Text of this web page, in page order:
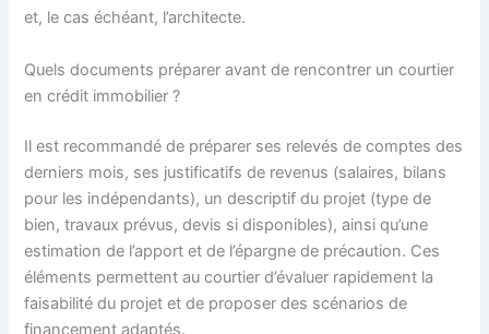
et, le cas échéant, l’architecte.
Quels documents préparer avant de rencontrer un courtier
en crédit immobilier ?
Il est recommandé de préparer ses relevés de comptes des
derniers mois, ses justificatifs de revenus (salaires, bilans
pour les indépendants), un descriptif du projet (type de
bien, travaux prévus, devis si disponibles), ainsi qu’une
estimation de l’apport et de l’épargne de précaution. Ces
éléments permettent au courtier d’évaluer rapidement la
faisabilité du projet et de proposer des scénarios de
financement adaptés.